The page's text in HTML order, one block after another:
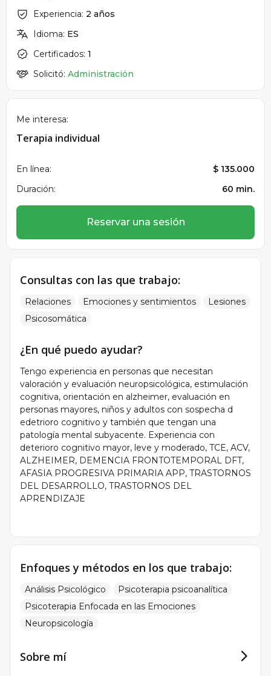
Experiencia: 2 años
Idioma: ES
Certificados: 1
Solicitó: Administración
Me interesa:
Terapia individual
En línea:
$ 135.000
Duración:
60 min.
Reservar una sesión
Consultas con las que trabajo:
Relaciones Emociones y sentimientos
Lesiones
Psicosomática
¿En qué puedo ayudar?
Tengo experiencia en personas que necesitan
valoración y evaluación neuropsicológica, estimulación
cognitiva, orientación en alzheimer, evaluación en
personas mayores, niños y adultos con sospecha d
edetrioro cognitivo y también que tengan una
patología mental subyacente. Experiencia con
deterioro cognitivo mayor, leve y moderado, TCE, ACV,
ALZHEIMER, DEMENCIA FRONTOTEMPORAL DFT,
AFASIA PROGRESIVA PRIMARIA APP, TRASTORNOS
DEL DESARROLLO, TRASTORNOS DEL
APRENDIZAJE
Enfoques y métodos en los que trabajo:
Análisis Psicológico
Psicoterapia psicoanalítica
Psicoterapia Enfocada en las Emociones
Neuropsicología
Sobre mí